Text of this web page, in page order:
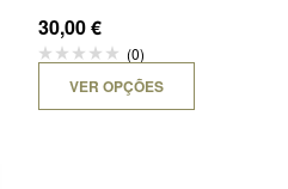
30,00€
(0)
VER OPÇÕES